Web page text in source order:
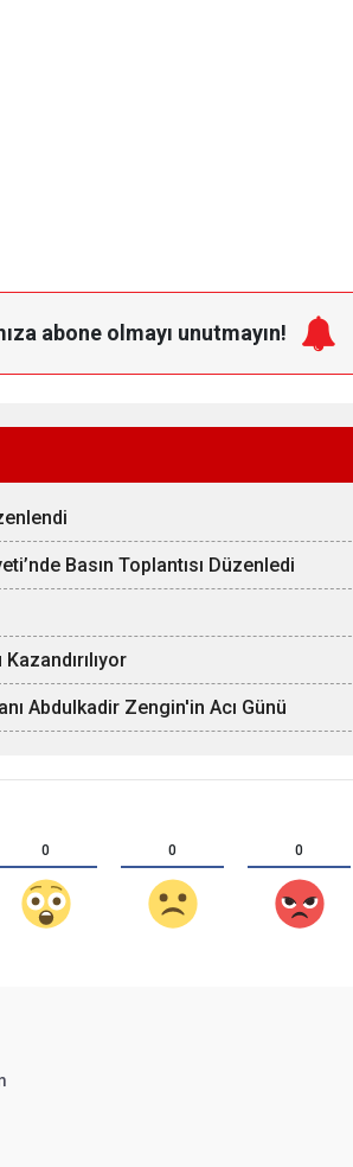
abone olmayı unutmayın!
Basın Toplantısı Düzenledi
Abdulkadir Zengin'in Acı Günü
0 0 0